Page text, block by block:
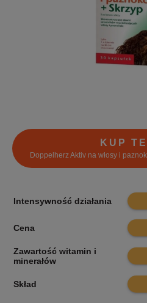
KUP
Doppelherz Aktiv na włosy i
Intensywność działania 6
Cena 6.3
Zawartość witamin i
minerałów
7.5
Skład 7.8